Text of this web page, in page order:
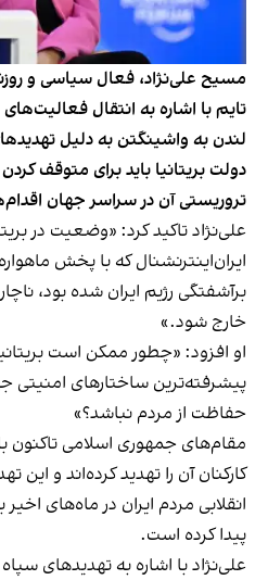
مسیح علی‌نژاد، فعال سیاسی و
تایم با اشاره به انتقال فعالیت‌های
لندن به واشینگتن به دلیل
دولت بریتانیا باید برای متوقف
تروریستی آن در سراسر جهان
علی‌نژاد تاکید کرد: «وضعیت در
ایران‌اینترنشنال که با پخش
برآشفتگی رژیم ایران شده بود،
خارج شود.»
او افزود: «چطور ممکن است
پیشرفته‌ترین ساختارهای امنیتی
حفاظت از مردم نباشد؟»
مقام‌های جمهوری اسلامی تاکنون
کارکنان آن را تهدید کرده‌اند و
انقلابی مردم ایران در ماه‌های
پیدا کرده است.
علی‌نژاد با اشاره به تهدیدهای